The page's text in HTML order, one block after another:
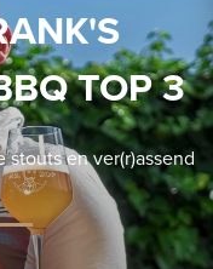
TOP 3
en ver(r)assend